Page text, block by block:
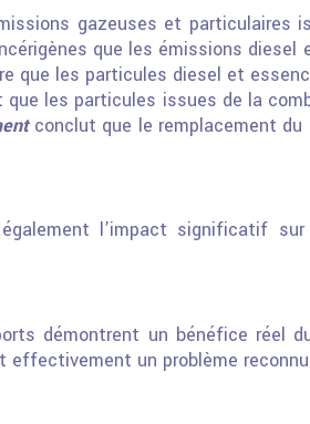
gazeuses et particulaires
que les émissions diesel
que les particules diesel et
les particules issues de la
conclut que le remplacement du
l’impact significatif
démontrent un bénéfice réel
un problème